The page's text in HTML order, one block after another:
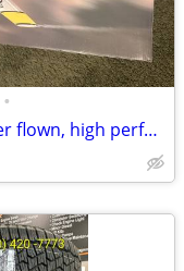
•
Brand new in the box never flown, high performance version freewing F-86 6s